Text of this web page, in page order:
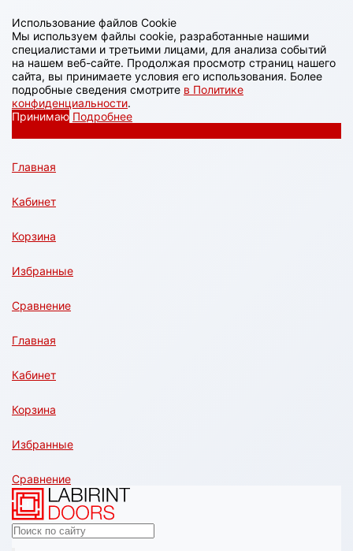
Использование файлов Cookie
Мы используем файлы cookie, разработанные нашими
специалистами и третьими лицами, для анализа событий
на нашем веб-сайте. Продолжая просмотр страниц нашего
сайта, вы принимаете условия его использования. Более
подробные сведения смотрите в Политике
конфиденциальности.
Принимаю Подробнее
Главная
Кабинет
Корзина
Избранные
Сравнение
Главная
Кабинет
Корзина
Избранные
Сравнение